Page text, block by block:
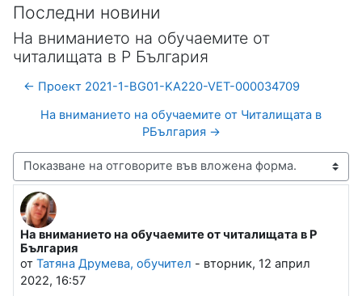
Последни новини
На вниманието на обучаемите от
читалищата в Р България
← Проект 2021-1-BG01-KA220-VET-000034709
На вниманието на обучаемите от Читалищата в
РБългария →
Начин на показване
На вниманието на обучаемите от читалищата в Р
България
от Татяна Друмева, обучител - вторник, 12 април
2022, 16:57
Number of replies: 0